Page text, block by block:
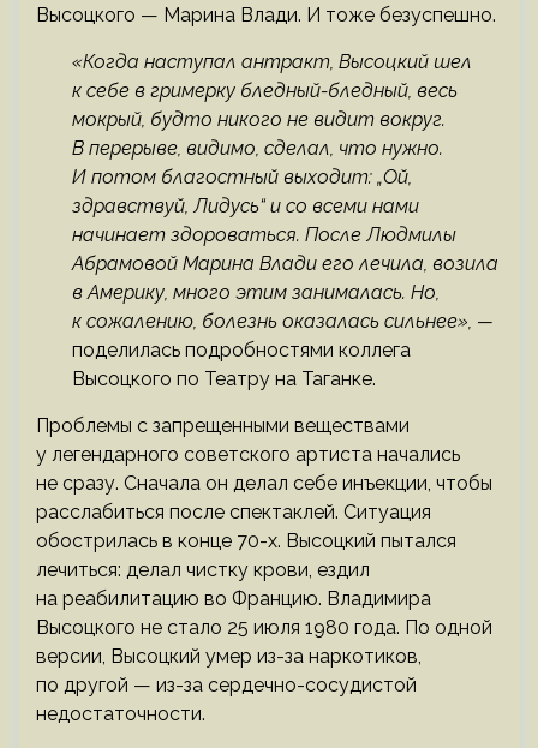
Высоцкого — Марина Влади. И тоже безуспешно.
«Когда наступал антракт, Высоцкий шел
к себе в гримерку бледный-бледный, весь
мокрый, будто никого не видит вокруг.
В перерыве, видимо, сделал, что нужно.
И потом благостный выходит: „Ой,
здравствуй, Лидусь“ и со всеми нами
начинает здороваться. После Людмилы
Абрамовой Марина Влади его лечила, возила
в Америку, много этим занималась. Но,
к сожалению, болезнь оказалась сильнее», —
поделилась подробностями коллега
Высоцкого по Театру на Таганке.
Проблемы с запрещенными веществами
у легендарного советского артиста начались
не сразу. Сначала он делал себе инъекции, чтобы
расслабиться после спектаклей. Ситуация
обострилась в конце 70-х. Высоцкий пытался
лечиться: делал чистку крови, ездил
на реабилитацию во Францию. Владимира
Высоцкого не стало 25 июля 1980 года. По одной
версии, Высоцкий умер из-за наркотиков,
по другой — из-за сердечно-сосудистой
недостаточности.